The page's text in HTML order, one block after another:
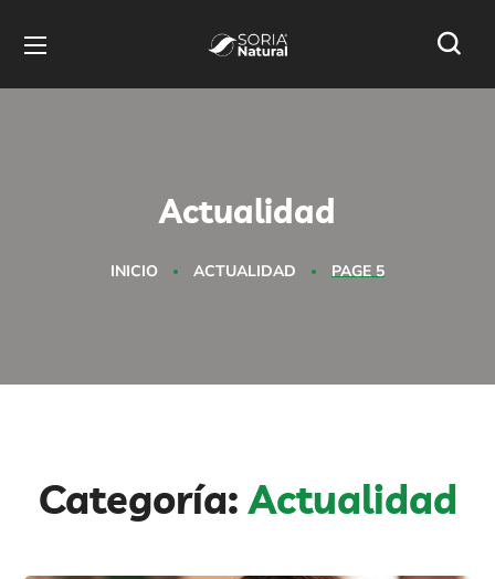
Actualidad
INICIO ACTUALIDAD PAGE 5
Categoría:Actualidad